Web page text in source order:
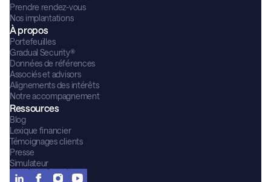
Prendre rendez-vous
Nos implantations
À propos
Portefeuilles
Gradual Security®
Données de références
Associés et advisors
Alignements des intérêts
Notre accompagnement
Ressources
Blog
Lexique financier
Témoignages clients
Presse
Simulateur